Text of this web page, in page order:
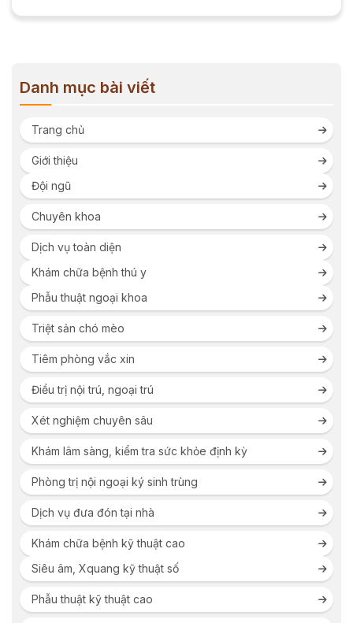
Danh mục bài viết
Trang chủ
Giới thiệu
Đội ngũ
Chuyên khoa
Dịch vụ toàn diện
Khám chữa bệnh thú y
Phẫu thuật ngoại khoa
Triệt sản chó mèo
Tiêm phòng vắc xin
Điều trị nội trú, ngoại trú
Xét nghiệm chuyên sâu
Khám lâm sàng, kiểm tra sức khỏe định kỳ
Phòng trị nội ngoại ký sinh trùng
Dịch vụ đưa đón tại nhà
Khám chữa bệnh kỹ thuật cao
Siêu âm, Xquang kỹ thuật số
Phẫu thuật kỹ thuật cao